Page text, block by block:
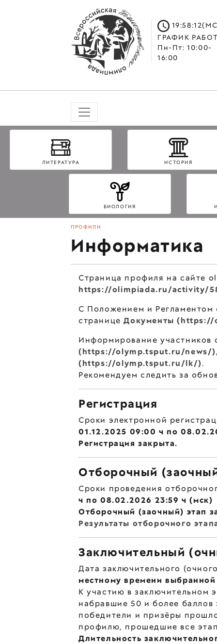
19:58:12
ГРАФИК
Пн-Пт: 10:00-
16:00
ЛИТЕРАТУРА ИСТОРИЯ
БИОЛОГИЯ
ПРОФИЛИ
Информатика
Страница профиля на сайте
https://olimpiada.ru/activity/
С Положением и
страницеДокументы
Информирование участников
(https://olymp.tsput.ru/news/)
(https://olymp.tsput.ru/lk/).
Рекомендуем следить за
Регистрация
Сроки электронной
01.12.2025 09:00 ч по
Регистрация закрыта.
Отборочный
Сроки проведения
ч по 08.02.2026 23:59 ч (мск)
Отборочный (заочный) этап
Результаты отборочного
Заключительный
Дата заключительного
местному времени
К участию в заключительном
набравшие 50 и более баллов
победители и призёры
профилю, прошедшие все
Длительность